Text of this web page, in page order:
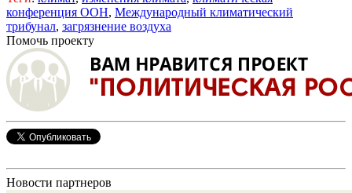
конференция ООН, Международный климатический
трибунал, загрязнение воздуха
Помочь проекту
Новости партнеров